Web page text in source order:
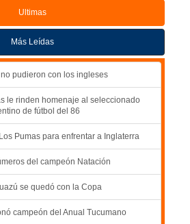
Ultimas
Más Leídas
pudieron con los ingleses
le rinden homenaje al seleccionado
de fútbol del 86
Pumas para enfrentar a Inglaterra
del campeón Natación
se quedó con la Copa
campeón del Anual Tucumano